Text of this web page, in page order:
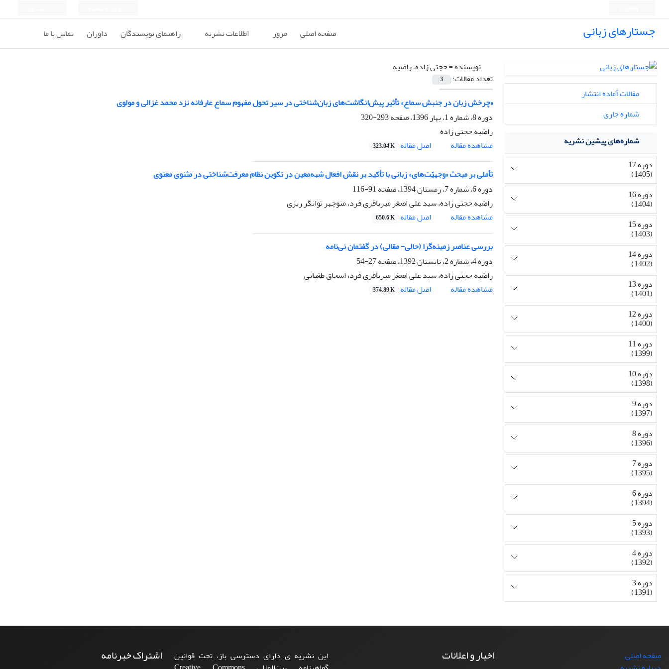
جستارهای زبانی صفحه اصلی مرور اطلاعات نشریه راهنمای نویسندگان داوران تماس با ما
نویسنده =حجتی زاده، راضیه
تعداد مقالات:
3
«چرخش زبان در جنبش سماع» تأثیر پیش‌انگاشت‌های زبان‌شناختی در سیر تحول مفهوم سماع عارفانه نزد محمد غزالی و مولوی
دوره 8، شماره 1، بهار 1396، صفحه
293-320
راضیه حجتی زاده
مشاهده مقاله
اصل مقاله 323.04 K
تأملی بر مبحث «وجهیّت‌های» زبانی با تأکید بر نقش افعال شبه‌معین در تکوین نظام معرفت‌شناختی در مثنوی معنوی
دوره 6، شماره 7، زمستان 1394، صفحه
91-116
راضیه حجتی زاده، سید علی اصغر میرباقری فرد، منوچهر توانگر ریزی
مشاهده مقاله
اصل مقاله 650.6 K
بررسی عناصر زمینه‌گرا (حالی- مقالی) در گفتمان نی‌نامه
دوره 4، شماره 2، تابستان 1392، صفحه
27-54
راضیه حجتی زاده، سید علی اصغر میرباقری فرد، اسحاق طغیانی
مشاهده مقاله
اصل مقاله 374.89 K
مقالات آماده انتشار
شماره جاری
شماره‌های پیشین نشریه
دوره 17
(1405)
دوره 16
(1404)
دوره 15
(1403)
دوره 14
(1402)
دوره 13
(1401)
دوره 12
(1400)
دوره 11
(1399)
دوره 10
(1398)
دوره 9
(1397)
دوره 8
(1396)
دوره 7
(1395)
دوره 6
(1394)
دوره 5
(1393)
دوره 4
(1392)
دوره 3
(1391)
صفحه اصلی
اخبار و اعلانات
این نشریه ی دارای دسترسی باز، تحت قوانین
اشتراک خبرنامه